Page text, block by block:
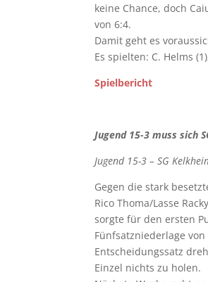
keine Chance, doch
von 6:4.
Damit geht es
Es spielten: C. Helms
Spielbericht
Jugend 15-3 muss sich
Jugend 15-3 – SG
Gegen die stark
Rico Thoma/Lasse
sorgte für den ersten
Fünfsatzniederlage
Entscheidungssatz
Einzel nichts zu holen.